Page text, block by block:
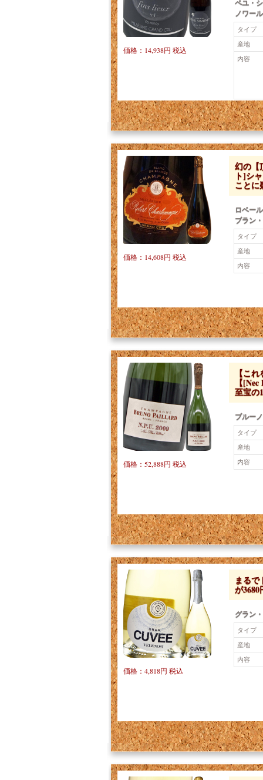
ペユ・
ノワー
タイプ
産地
内容
価格：14,938円 税込
幻の【
ト]シ
こと
ロベー
ブラン
タイプ
産地
内容
価格：14,608円 税込
【こ
【
至宝の
ブルー
タイプ
産地
内容
価格：52,888円 税込
まる
が
グラン
タイプ
産地
内容
価格：4,818円 税込